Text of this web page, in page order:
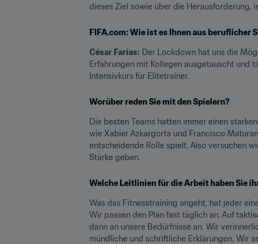
dieses Ziel sowie über die Herausforderung,
FIFA.com: Wie ist es Ihnen aus beruflicher
César Farías: Der Lockdown hat uns die
Erfahrungen mit Kollegen ausgetauscht und
Intensivkurs für Elitetrainer.
Worüber reden Sie mit den Spielern?
Die besten Teams hatten immer einen
wie Xabier Azkargorta und Francisco
entscheidende Rolle spielt. Also versuchen
Stärke geben.
Welche Leitlinien für die Arbeit haben Sie
Was das Fitnesstraining angeht, hat jeder
Wir passen den Plan fast täglich an. Auf
dann an unsere Bedürfnisse an. Wir
mündliche und schriftliche Erklärungen. Wir